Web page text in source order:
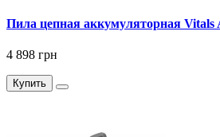
Пила цепная аккумуляторная Vitals
4 898 грн
Купить